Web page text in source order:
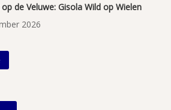
de Veluwe: Gisola Wild op Wielen
2026